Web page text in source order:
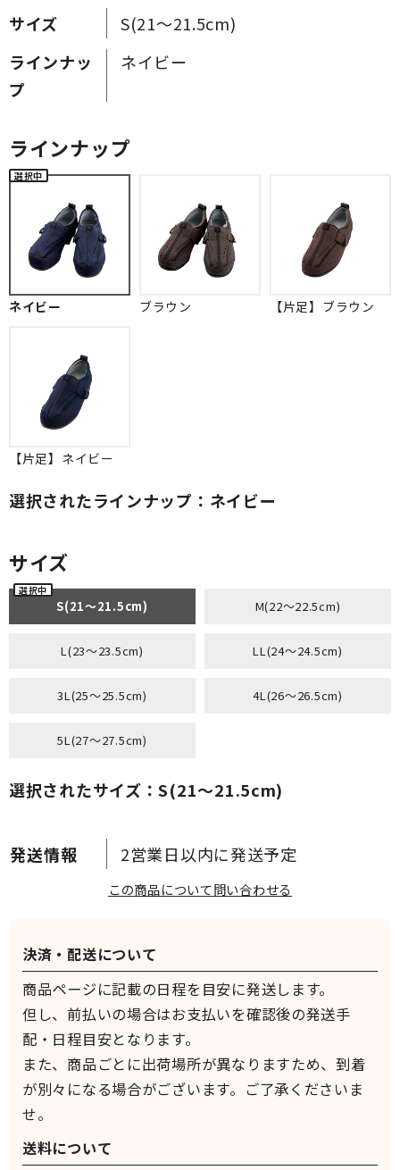
サイズ
S(21～21.5cm)
ラインナッ
プ
ネイビー
2営業日以内に発送予定
ラインナップ
ネイビー ブラウン 【片足】ブラウン
【片足】ネイビー
選択されたラインナップ：ネイビー
サイズ
S(21～21.5cm) M(22～22.5cm)
L(23～23.5cm) LL(24～24.5cm)
3L(25～25.5cm) 4L(26～26.5cm)
5L(27～27.5cm)
選択されたサイズ：S(21～21.5cm)
この商品について問い合わせる
決済・配送について
商品ページに記載の日程を目安に発送します。
但し、前払いの場合はお支払いを確認後の発送手
配・日程目安となります。
また、商品ごとに出荷場所が異なりますため、到着
が別々になる場合がございます。ご了承くださいま
せ。
送料について